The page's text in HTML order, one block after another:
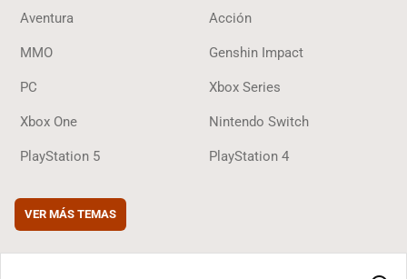
Aventura Acción
MMO Genshin Impact
PC Xbox Series
Xbox One Nintendo Switch
PlayStation 5 PlayStation 4
VER MÁS TEMAS